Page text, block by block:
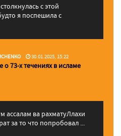
с этой
я поспешила с
30.01.2025, 15:22
73-х течениях в исламе
за то что попробовал ...